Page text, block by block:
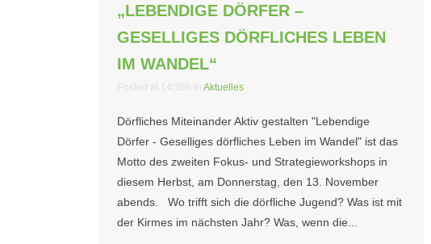
„LEBENDIGE DÖRFER –
GESELLIGES DÖRFLICHES LEBEN
IM WANDEL“
Posted at 14:36h in Aktuelles
Dörfliches Miteinander Aktiv gestalten "Lebendige
Dörfer - Geselliges dörfliches Leben im Wandel" ist das
Motto des zweiten Fokus- und Strategieworkshops in
diesem Herbst, am Donnerstag, den 13. November
abends. Wo trifft sich die dörfliche Jugend? Was ist mit
der Kirmes im nächsten Jahr? Was, wenn die...